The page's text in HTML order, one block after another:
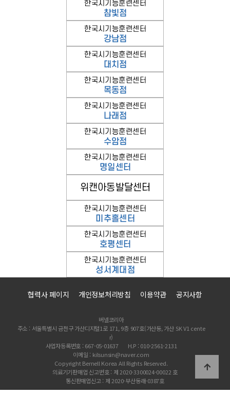
협력사 페이지 개인정보처리방침 이용약관 공지사항
버넬코리아
주소 : 서울특별시 금천구 가산디지털1로 171, 9층 907호(가산동, 가산 SK V1 cente
r)
사업자등록번호 : 667-05-01637
H.P : 010-2561-2131
이메일 : kilsunsin@naver.com
Copyright Bernell Korea All Rights Reserved.
의료기기판매업 신고번호 : 제 2020-3300024-00022 호
통신판매업신고 : 제 2020-부산동래-0387호